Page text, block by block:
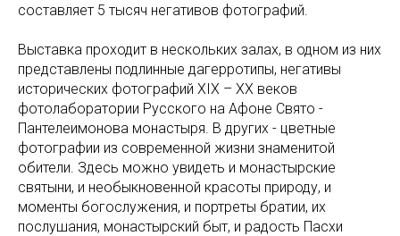
составляет 5 тысяч негативов фотографий.
Выставка проходит в нескольких залах, в одном из них
представлены подлинные дагерротипы, негативы
исторических фотографий XIX – ХХ веков
фотолаборатории Русского на Афоне Свято -
Пантелеимонова монастыря. В других - цветные
фотографии из современной жизни знаменитой
обители. Здесь можно увидеть и монастырские
святыни, и необыкновенной красоты природу, и
моменты богослужения, и портреты братии, их
послушания, монастырский быт, и радость Пасхи